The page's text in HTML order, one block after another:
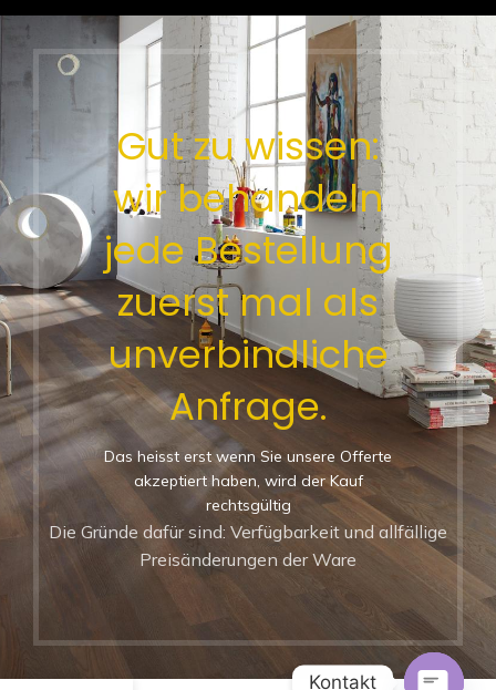
Gut zu wissen:
wir behandeln
jede Bestellung
zuerst mal als
unverbindliche
Anfrage.
Das heisst erst wenn Sie unsere Offerte
akzeptiert haben, wird der Kauf
rechtsgültig
Die Gründe dafür sind: Verfügbarkeit und allfällige
Preisänderungen der Ware
Kontakt